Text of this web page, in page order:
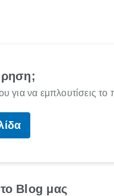
για να εμπλουτίσεις
Blog μας